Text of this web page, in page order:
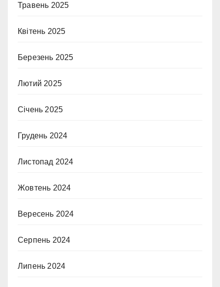
Травень 2025
Квітень 2025
Березень 2025
Лютий 2025
Січень 2025
Грудень 2024
Листопад 2024
Жовтень 2024
Вересень 2024
Серпень 2024
Липень 2024